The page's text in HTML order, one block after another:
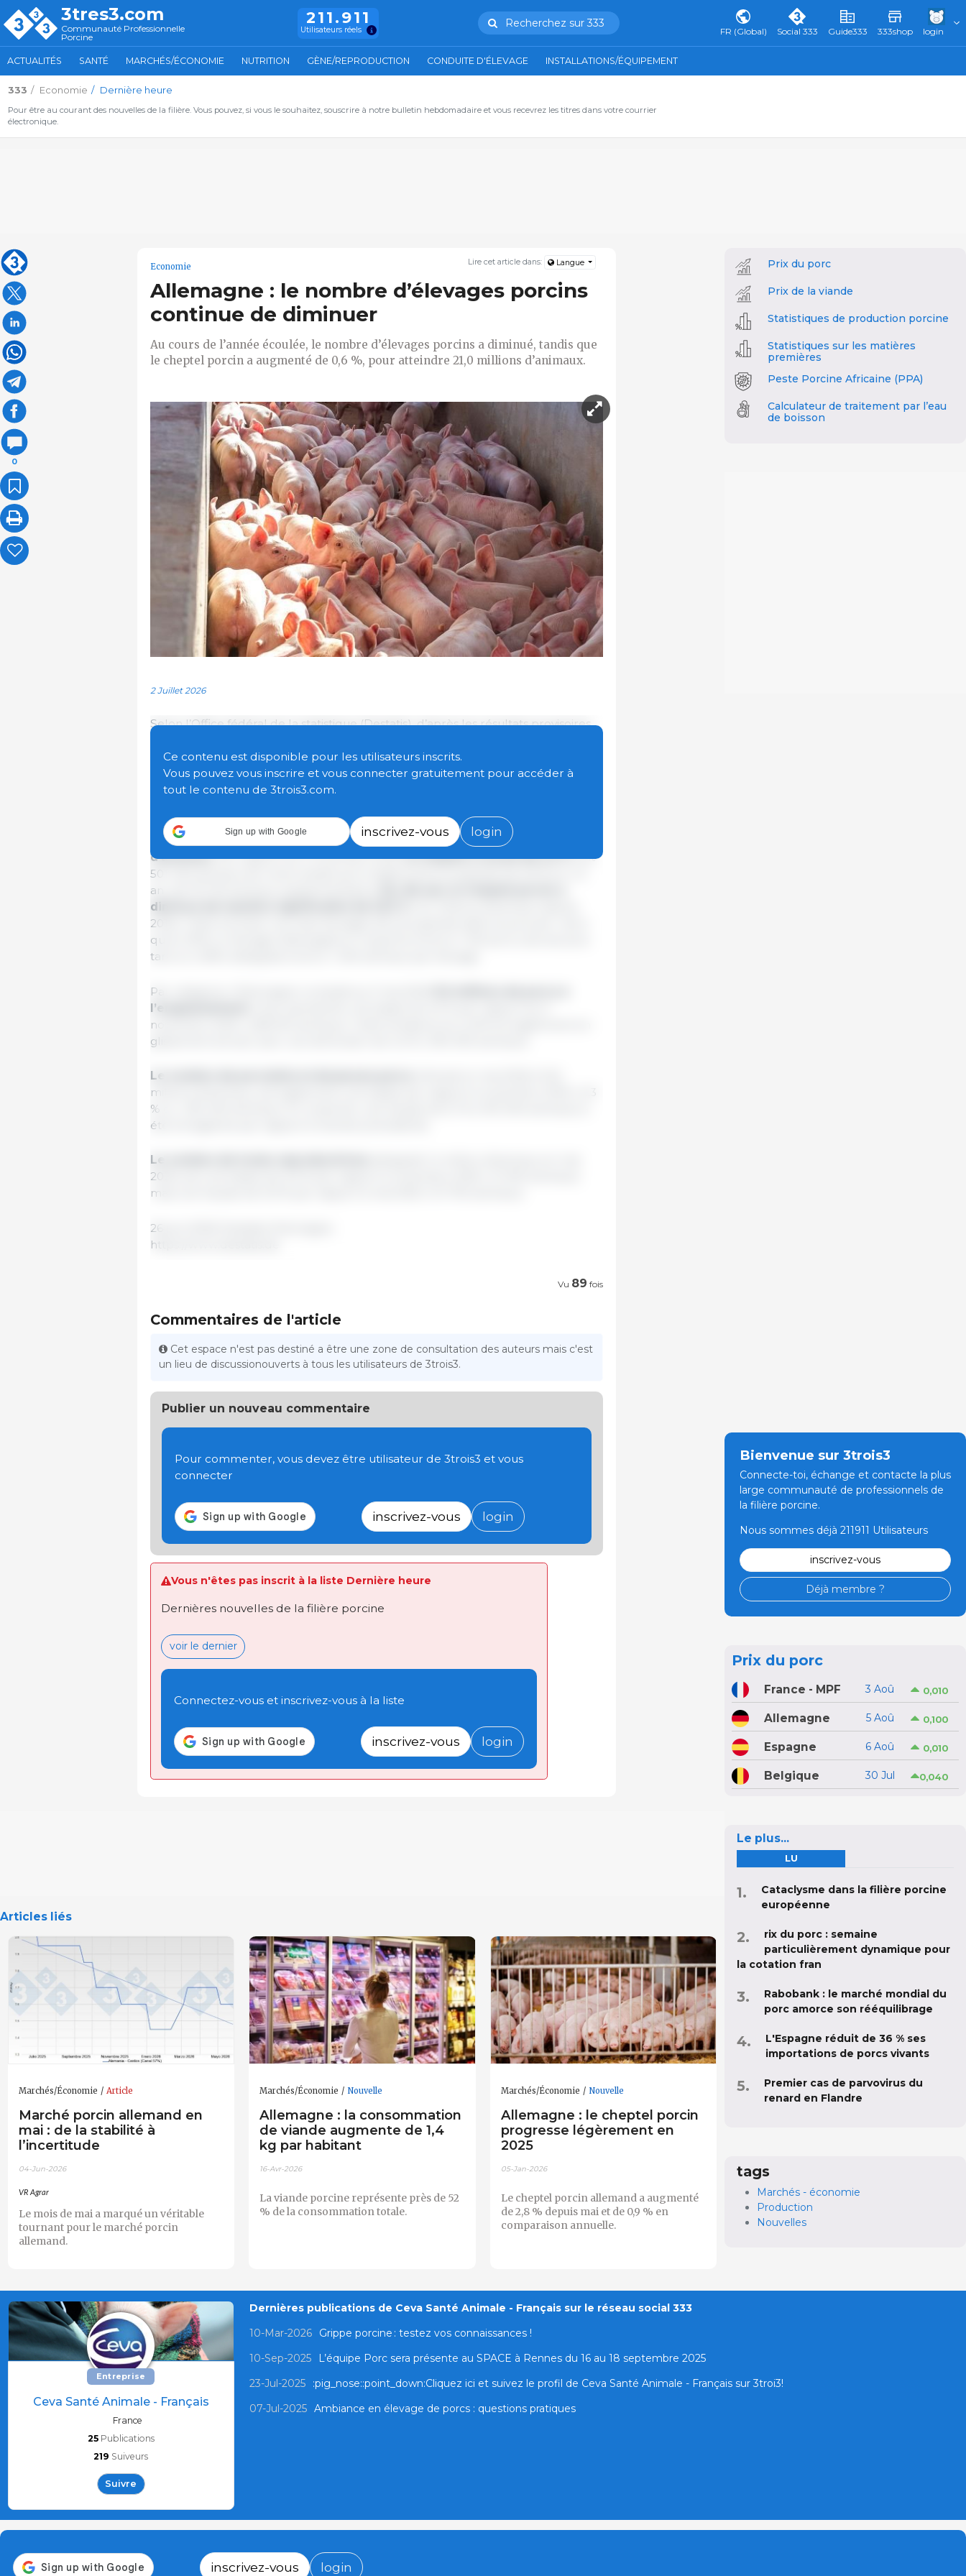
3tres3.com
Communauté Professionnelle
Porcine
211.911
Utilisateurs réels
Recherchez sur 333
FR (Global) Social 333 Guide333 333shop login
ACTUALITÉS SANTÉ MARCHÉS/ÉCONOMIE NUTRITION GÈNE/REPRODUCTION CONDUITE D'ÉLEVAGE INSTALLATIONS/ÉQUIPEMENT
333 Economie Dernière heure
Pour être au courant des nouvelles de la filière. Vous pouvez, si vous le souhaitez, souscrire à notre bulletin hebdomadaire et vous recevrez les titres dans votre courrier
électronique.
0
Lire cet article dans: Langue
Economie
Allemagne : le nombre d’élevages porcins
continue de diminuer
Au cours de l’année écoulée, le nombre d’élevages porcins a diminué, tandis que
le cheptel porcin a augmenté de 0,6 %, pour atteindre 21,0 millions d’animaux.
2 Juillet 2026
Selon l’Office fédéral de la statistique (Destatis), d’après les résultats provisoires
élevages porcins, soit une baisse de 3,2 %(-490 élevages) par rapport au 3
novembre 2025. Par rapport à l’année précédente (3 mai 2025), le nombre
d’élevages a diminué de 3,6 % (-550 élevages) et, sur dix ans, la baisse atteint 40,0
Au 3 mai 2026,
le cheptel porcin allemand s’élevait à environ 21,0 millions
d’animaux. Par rapport au 3 novembre 2025,le cheptel a reculé de 2,3 %, soit
501 400 animaux de moins, tandis qu’il a légèrement progressé de 0,6 % sur un
an, soit 131 100 animaux supplémentaires.
diminué de manière significative de 22,5 %
2016). Cette évolution vers des élevages de plus grande taille se poursuit : alors
qu’en 2016 un élevage hébergeait en moyenne environ 1 100 porcs, dix ans plus
tard ce chiffre atteignait environ 1 400 animaux par élevage.
Par catégorie, l’Allemagne comptait au 3 mai 2026
l’engraissement.
novembre 2025 (-228 500 animaux). Cette tendance se confirme également en
glissement annuel, avec une diminution de 4,2 % (-394 300 animaux).
Le nombre de porcelets et de jeunes porcs
millions d’animaux, soit également une baisse par rapport à novembre 2025 (-2,3
% ou -255 400 animaux). En revanche, une hausse de 5,1 % (+515 300 animaux) a
été enregistrée par rapport à l’année précédente.
Le nombre de truies reproductrices
2026, soit une baisse de 0,9 % par rapport à novembre 2025 (-12 300 animaux)
mais une hausse de 0,9 % par rapport à mai 2025 (+12 700 animaux).
26 juin 2026/ Destatis/ Allemagne.
https://www.destatis.de
Ce contenu est disponible pour les utilisateurs inscrits.
Vous pouvez vous inscrire et vous connecter gratuitement pour accéder à
tout le contenu de 3trois3.com.
Sign up with Google inscrivez-vous login
Vu 89 fois
Commentaires de l'article
Cet espace n'est pas destiné a être une zone de consultation des auteurs mais c'est
un lieu de discussionouverts à tous les utilisateurs de 3trois3.
Publier un nouveau commentaire
Pour commenter, vous devez être utilisateur de 3trois3 et vous
connecter
inscrivez-vous login
Vous n'êtes pas inscrit à la liste Dernière heure
Dernières nouvelles de la filière porcine
voir le dernier
Connectez-vous et inscrivez-vous à la liste
inscrivez-vous login
Articles liés
Marchés/Économie Article
Marché porcin allemand en
mai : de la stabilité à
l’incertitude
04-Jun-2026
VR Agrar
Le mois de mai a marqué un véritable
tournant pour le marché porcin
allemand.
Marchés/Économie Nouvelle
Allemagne : la consommation
de viande augmente de 1,4
kg par habitant
16-Avr-2026
La viande porcine représente près de 52
% de la consommation totale.
Marchés/Économie Nouvelle
Allemagne : le cheptel porcin
progresse légèrement en
2025
05-Jan-2026
Le cheptel porcin allemand a augmenté
de 2,8 % depuis mai et de 0,9 % en
comparaison annuelle.
Prix du porc
Prix de la viande
Statistiques de production porcine
Statistiques sur les matières
premières
Peste Porcine Africaine (PPA)
Calculateur de traitement par l’eau
de boisson
Bienvenue sur 3trois3
Connecte-toi, échange et contacte la plus
large communauté de professionnels de
la filière porcine.
Nous sommes déjà 211911 Utilisateurs
inscrivez-vous
Déjà membre ?
Prix du porc
France - MPF 3 Aoû 0,010
Allemagne 5 Aoû 0,100
Espagne 6 Aoû 0,010
Belgique 30 Jul 0,040
Le plus...
LU
Cataclysme dans la filière porcine
européenne
rix du porc : semaine
particulièrement dynamique pour
la cotation fran
Rabobank : le marché mondial du
porc amorce son rééquilibrage
L'Espagne réduit de 36 % ses
importations de porcs vivants
Premier cas de parvovirus du
renard en Flandre
tags
Marchés - économie
Production
Nouvelles
Entreprise
Ceva Santé Animale - Français
France
25 Publications
219 Suiveurs
Suivre
Dernières publications de Ceva Santé Animale - Français sur le réseau social 333
10-Mar-2026
Grippe porcine : testez vos connaissances !
10-Sep-2025
L’équipe Porc sera présente au SPACE à Rennes du 16 au 18 septembre 2025
23-Jul-2025
:pig_nose::point_down:Cliquez ici et suivez le profil de Ceva Santé Animale - Français sur 3troi3!
07-Jul-2025 Ambiance en élevage de porcs : questions pratiques
inscrivez-vous login